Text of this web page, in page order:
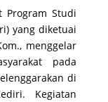
Program Studi
yang diketuai
menggelar
pada
di
Kegiatan